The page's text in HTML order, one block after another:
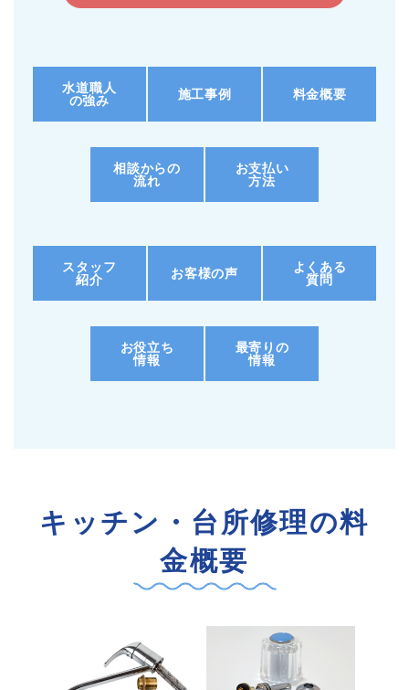
水道職人
の強み
施工事例 料金概要
相談からの
流れ
お支払い
方法
スタッフ
紹介
お客様の声
よくある
質問
お役立ち
情報
最寄りの
情報
キッチン・台所修理の料
金概要